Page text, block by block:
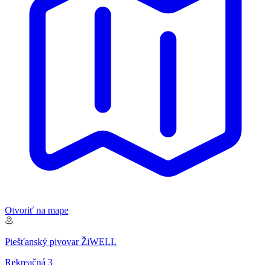
Otvoriť na mape
Piešťanský pivovar ŽiWELL
Rekreačná 3